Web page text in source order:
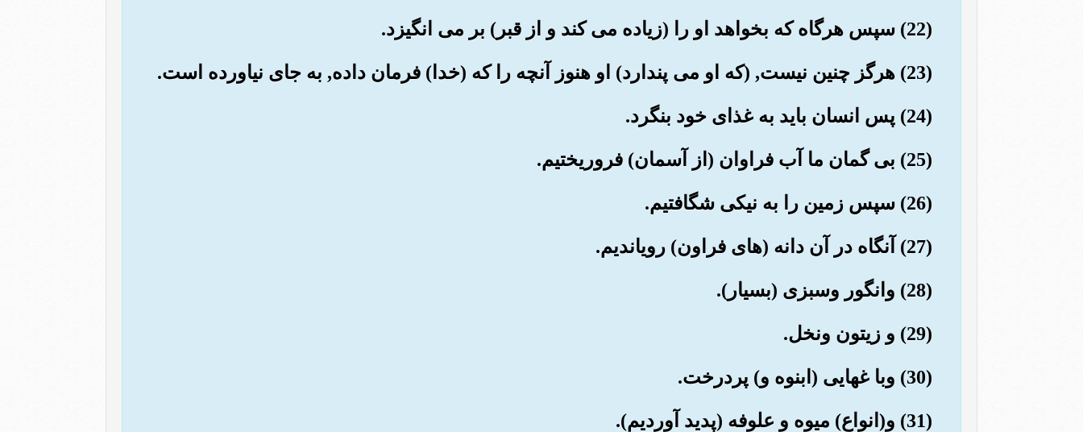
(22) سپس هرگاه که بخواهد او را (زیاده می کند و از قبر) بر می انگیزد.
(23) هرگز چنین نیست, (که او می پندارد) او هنوز آنچه را که (خدا) فرمان داده, به جای نیاورده است.
(24) پس انسان باید به غذای خود بنگرد.
(25) بی گمان ما آب فراوان (از آسمان) فروریختیم.
(26) سپس زمین را به نیکی شگافتیم.
(27) آنگاه در آن دانه (های فراون) رویاندیم.
(28) وانگور وسبزی (بسیار).
(29) و زیتون ونخل.
(30) وبا غهایی (ابنوه و) پردرخت.
(31) و(انواع) میوه و علوفه (پدید آوردیم).